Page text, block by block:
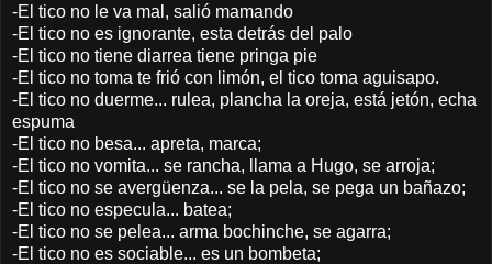
-El tico no le va mal, salió mamando
-El tico no es ignorante, esta detrás del palo
-El tico no tiene diarrea tiene pringa pie
-El tico no toma te frió con limón, el tico toma aguisapo.
-El tico no duerme... rulea, plancha la oreja, está jetón, echa
espuma
-El tico no besa... apreta, marca;
-El tico no vomita... se rancha, llama a Hugo, se arroja;
-El tico no se avergüenza... se la pela, se pega un bañazo;
-El tico no especula... batea;
-El tico no se pelea... arma bochinche, se agarra;
-El tico no es sociable... es un bombeta;